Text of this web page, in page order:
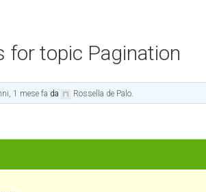
for topic Pagination
1 mese fa da Rossella de Palo.